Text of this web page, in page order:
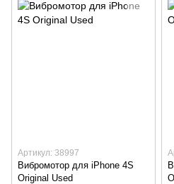
Артикул: 38997
Вибромотор для iPhone 4S
Original Used